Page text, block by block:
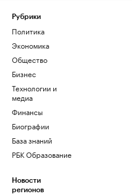
Рубрики
Политика
Экономика
Общество
Бизнес
Технологии и
медиа
Финансы
Биографии
База знаний
РБК Образование
Новости
регионов